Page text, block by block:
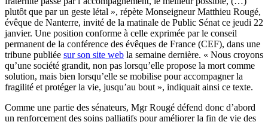
plutôt que par un geste létal », répète Monseigneur Matthieu Rougé,
évêque de Nanterre, invité de la matinale de Public Sénat ce jeudi 22
janvier. Une position conforme à celle exprimée par le conseil
permanent de la conférence des évêques de France (CEF), dans une
tribune publiée sur son site web la semaine dernière. « Nous croyons
qu’une société grandit, non pas lorsqu’elle propose la mort comme
solution, mais bien lorsqu’elle se mobilise pour accompagner la
fragilité et protéger la vie, jusqu’au bout », indiquait ainsi ce texte.
Comme une partie des sénateurs, Mgr Rougé défend donc d’abord
un renforcement des soins palliatifs pour améliorer la fin de vie des